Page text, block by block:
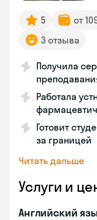
5 от
3 отзыва
Получила
Работала
Готовит
за границей
Читать дальше
Услуги и
Английский